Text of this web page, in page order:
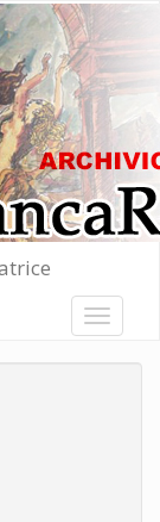
Toggle